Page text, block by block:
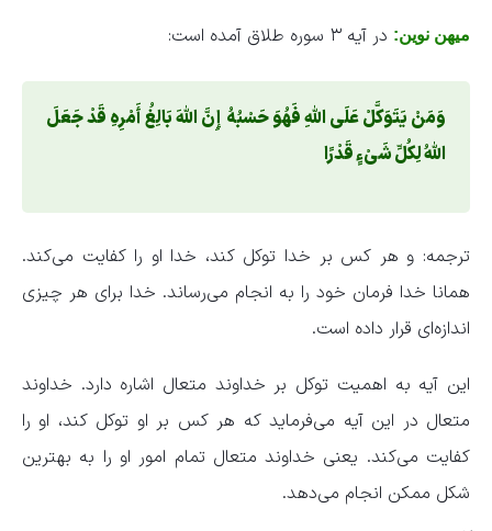
میهن نوین: در آیه ۳ سوره طلاق آمده است:
وَمَنْ یَتَوَکَّلْ عَلَى اللَّهِ فَهُوَ حَسْبُهُ إِنَّ اللَّهَ بَالِغُ أَمْرِهِ قَدْ جَعَلَ
اللَّهُ لِکُلِّ شَیْءٍ قَدْرًا
ترجمه: و هر کس بر خدا توکل کند، خدا او را کفایت می‌کند.
همانا خدا فرمان خود را به انجام می‌رساند. خدا برای هر چیزی
اندازه‌ای قرار داده است.
این آیه به اهمیت توکل بر خداوند متعال اشاره دارد. خداوند
متعال در این آیه می‌فرماید که هر کس بر او توکل کند، او را
کفایت می‌کند. یعنی خداوند متعال تمام امور او را به بهترین
شکل ممکن انجام می‌دهد.